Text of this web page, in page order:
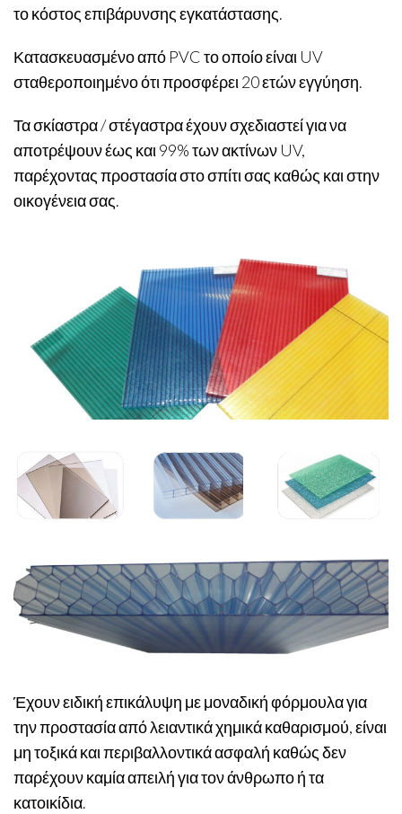
το κόστος επιβάρυνσης εγκατάστασης.
Κατασκευασμένο από PVC το οποίο είναι UV
σταθεροποιημένο ότι προσφέρει 20 ετών εγγύηση.
Τα σκίαστρα / στέγαστρα έχουν σχεδιαστεί για να
αποτρέψουν έως και 99% των ακτίνων UV,
παρέχοντας προστασία στο σπίτι σας καθώς και στην
οικογένεια σας.
Έχουν ειδική επικάλυψη με μοναδική φόρμουλα για
την προστασία από λειαντικά χημικά καθαρισμού, είναι
μη τοξικά και περιβαλλοντικά ασφαλή καθώς δεν
παρέχουν καμία απειλή για τον άνθρωπο ή τα
κατοικίδια.